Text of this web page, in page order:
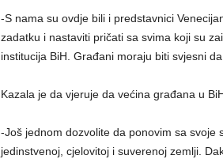
-S nama su ovdje bili i predstavnici
zadatku i nastaviti pričati sa svima koji su
institucija BiH. Građani moraju biti svjesni
Kazala je da vjeruje da većina građana u
-Još jednom dozvolite da ponovim sa svoje
jedinstvenoj, cjelovitoj i suverenoj zemlji.